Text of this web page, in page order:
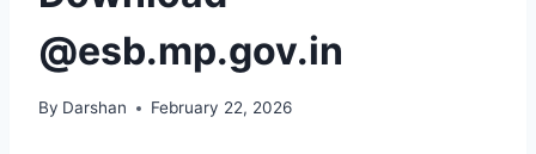
@esb.mp.gov.in
By Darshan February 22, 2026